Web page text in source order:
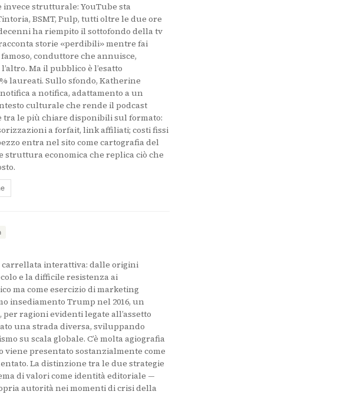
invece strutturale: YouTube sta
BSMT, Pulp, tutti oltre le due ore
ha riempito il sottofondo della tv
storie «perdibili» mentre fai
conduttore che annuisce,
Ma il pubblico è l’esatto
laureati. Sullo sfondo, Katherine
a notifica, adattamento a un
culturale che rende il podcast
tra le più chiare disponibili sul formato:
a forfait, link affiliati; costi fissi
entra nel sito come cartografia del
struttura economica che replica ciò che
interattiva: dalle origini
e la difficile resistenza ai
ma come esercizio di marketing
insediamento Trump nel 2016, un
ragioni evidenti legate all’assetto
una strada diversa, sviluppando
su scala globale. C’è molta agiografia
presentato sostanzialmente come
La distinzione tra le due strategie
di valori come identità editoriale —
autorità nei momenti di crisi della